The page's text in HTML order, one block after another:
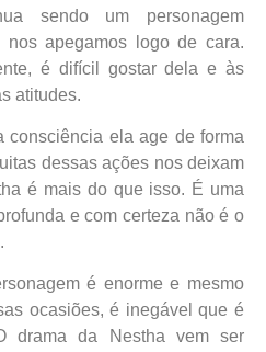
sendo um personagem
apegamos logo de cara.
é difícil gostar dela e às
atitudes.
consciência ela age de forma
dessas ações nos deixam
é mais do que isso. É uma
e com certeza não é o
é enorme e mesmo
ocasiões, é inegável que é
drama da Nestha vem ser